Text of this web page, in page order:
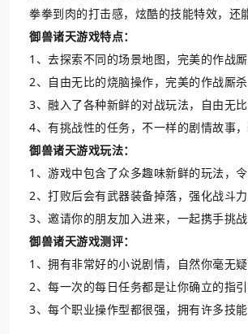
拳拳到肉的打击感，炫酷的技能特效，
御兽诸天游戏特点：
1、去探索不同的场景地图，完美的作战
2、自由无比的烧脑操作，完美的作战厮
3、融入了各种新鲜的对战玩法，自由无
4、有挑战性的任务，不一样的剧情故事
御兽诸天游戏玩法：
1、游戏中包含了众多趣味新鲜的玩法，
2、打败后会有武器装备掉落，强化战斗
3、邀请你的朋友加入进来，一起携手挑
御兽诸天游戏测评：
1、拥有非常好的小说剧情，自然你毫无
2、每一次的每日任务都是让你确立的指
3、每个职业操作型都很强，拥有许多技